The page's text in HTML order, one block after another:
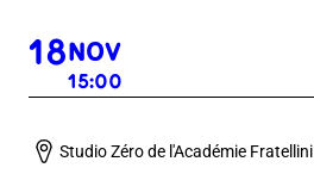
18NOV
15:00
Studio Zéro de l'Académie Fratellini